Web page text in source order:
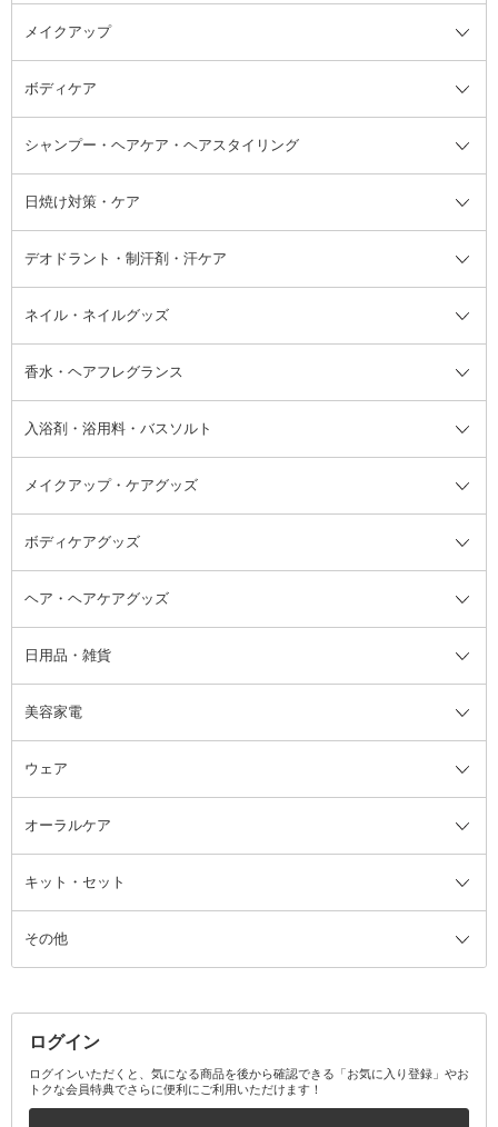
洗顔料
美容液
オールインワン化粧品 フェイスクリーム
フェイスオイル・バーム
ブースター・導入液
洗い流すパック・マスク
リップクリーム・リップケア
顔用マッサージ料
ベースメイク全て
BBクリーム
コンシーラー ファンデーション
フェイスパウダー
メイクアップ
メイクアップ全て
まつげ美容液 つけまつげ
アイシャドウ
アイブロウ・眉マスカラ
チーク
ハイライト・シェーディング
ボディケア
ボディケア全て
ボディソープ・ハンドソープ・石
けん
ボディケア
レッグ・フットケア
バストケア
ネイルケア
脱毛・除毛ケア
シャンプー・ヘアケア・ヘアスタイリング
シャンプー・ヘアケア・ヘアスタ
イリング全て
洗い流さないトリートメント
ヘアスタイリング剤
頭皮ケア・育毛剤
その他シャンプー・ヘアケア・ヘ
アスタイリング
日焼け対策・ケア
日焼け対策・ケア全て
サンオイル・タンニング
その他日焼け対策・UVケア
デオドラント・制汗剤・汗ケア
デオドラント・制汗剤・汗ケア全
て
フット用デオドラント・制汗剤・
汗ケア
ネイル・ネイルグッズ
ネイル・ネイルグッズ全て
ジェルネイル
リムーバー・除光液
香水・ヘアフレグランス
香水・ヘアフレグランス全て
フレグランスミスト
その他香水・ヘアフレグランス
入浴剤・浴用料・バスソルト
入浴剤・浴用料・バスソルト全て
バスソルト
メイクアップ・ケアグッズ
メイクアップ・ケアグッズ全て
コットン・綿棒
洗顔グッズ
ブラシ・チップ
ツィザー・毛抜き
カミソリ
ファンデーション・パウダーケー
ス
ミラー・鏡
ボディケアグッズ
ボディケアグッズ全て
マッサージ・ボディケアグッズ
かかと・角質ケアグッズ
絆創膏
ヘア・ヘアケアグッズ
ヘア・ヘアケアグッズ全て
ヘアゴム
ヘアバンド
ヘッドマッサージブラシ
日用品・雑貨
日用品・雑貨全て
柔軟剤
ルームフレグランス・ディフュー
ザー
アロマキャンドル
消臭剤・芳香剤
美容家電
美容家電全て
ボディケア美容家電
その他美容家電
ウェア
ウェア全て
レッグウェア
オーラルケア
オーラルケア全て
歯ブラシ
その他オーラルケア
キット・セット
キット・セット全て
ボディケアキット
その他キット・セット
その他
ログイン
ログインいただくと、気になる商品を後から確認できる「お気に入り登録」やお
トクな会員特典でさらに便利にご利用いただけます！